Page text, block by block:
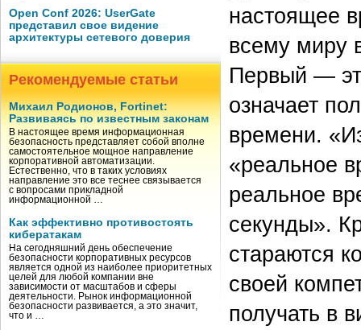
Open Conf 2026: UserGate
представил свое видение
архитектуры сетевого доверия
Рекомендуемые статьи
Михаил Родионов, Fortinet:
Развиваясь по известным законам
В настоящее время информационная
безопасность представляет собой вполне
самостоятельное мощное направление
корпоративной автоматизации.
Естественно, что в таких условиях
направление это все теснее связывается
с вопросами прикладной
информационной …
Как эффективно противостоять
кибератакам
На сегодняшний день обеспечение
безопасности корпоративных ресурсов
является одной из наиболее приоритетных
целей для любой компании вне
зависимости от масштабов и сферы
деятельности. Рынок информационной
безопасности развивается, а это значит,
что и …
настоящее
всему миру
Первый —
означает
времени.
«реальное
реальное
секунды».
стараются
своей
получать в